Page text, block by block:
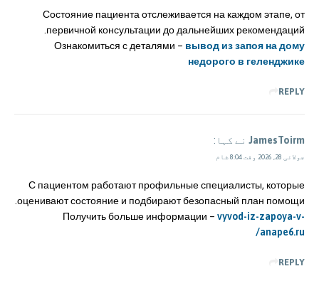
Состояние пациента отслеживается на каждом этапе, от
первичной консультации до дальнейших рекомендаций.
Ознакомиться с деталями – вывод из запоя на дому
недорого в геленджике
REPLY
JamesToirm نے کہا:
جولائی 28, 2026 وقت 8:04 شام
С пациентом работают профильные специалисты, которые
оценивают состояние и подбирают безопасный план помощи.
Получить больше информации – vyvod-iz-zapoya-v-
anape6.ru/
REPLY